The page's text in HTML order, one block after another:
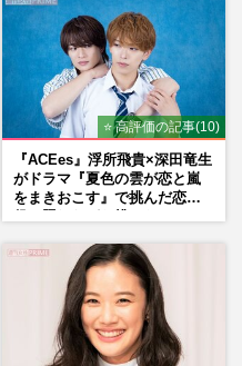
⭐ 高評価の記事(10)
『ACEes』浮所飛貴×深田竜生
がドラマ『夏色の雲が恋と嵐
をまきおこす』で挑んだ恋人